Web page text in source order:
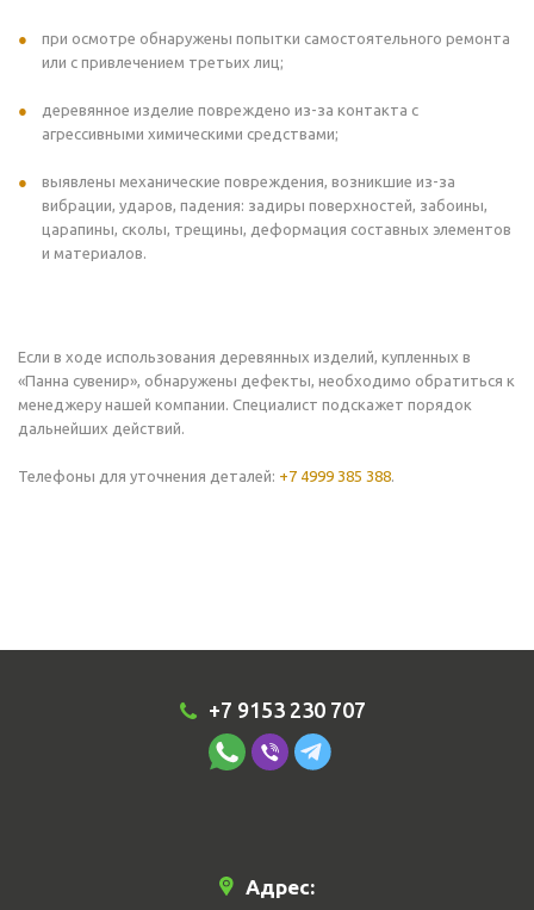
при осмотре обнаружены попытки самостоятельного ремонта
или с привлечением третьих лиц;
деревянное изделие повреждено из-за контакта с
агрессивными химическими средствами;
выявлены механические повреждения, возникшие из-за
вибрации, ударов, падения: задиры поверхностей, забоины,
царапины, сколы, трещины, деформация составных элементов
и материалов.
Если в ходе использования деревянных изделий, купленных в
«Панна сувенир», обнаружены дефекты, необходимо обратиться к
менеджеру нашей компании. Специалист подскажет порядок
дальнейших действий.
Телефоны для уточнения деталей: +7 4999 385 388.
+7 9153 230 707
Адрес: